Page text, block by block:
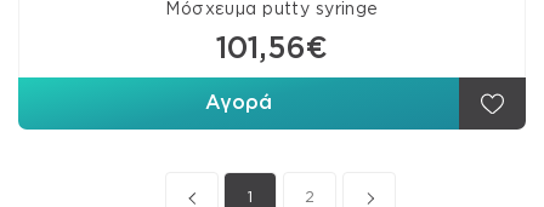
Μόσχευμα putty syringe
101,56€
Αγορά
1 2